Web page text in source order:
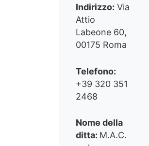
Indirizzo: Via
Attio
Labeone 60,
00175 Roma
Telefono:
+39 320 351
2468
Nome della
ditta: M.A.C.